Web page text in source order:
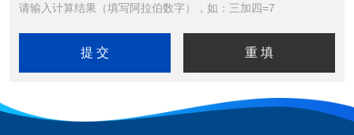
请输入计算结果（填写阿拉伯数字），如：三加四=7